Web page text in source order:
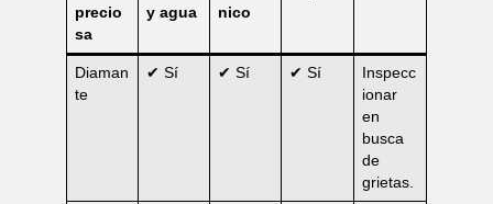
precio
sa
y agua
nico
Diaman
te
✔ Sí ✔ Sí ✔ Sí
Inspecc
ionar
en
busca
de
grietas.